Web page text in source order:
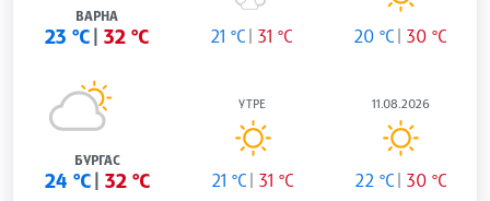
ВАРНА
23 °C 32 °C 21 °C 31 °C 20 °C 30 °C
БУРГАС
24 °C 32 °C
УТРЕ
21 °C 31 °C
11.08.2026
22 °C 30 °C